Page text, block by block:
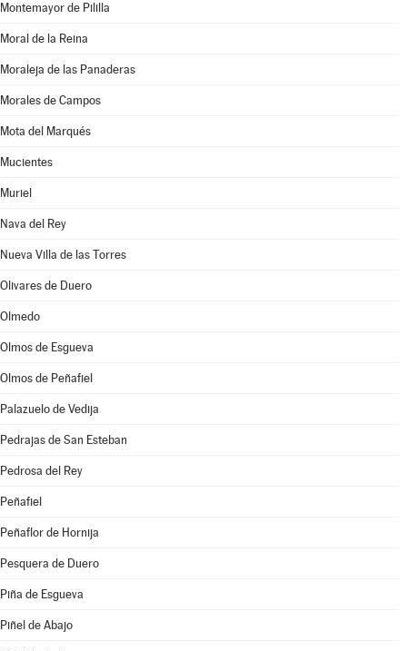
Montemayor de Pililla
Moral de la Reina
Moraleja de las Panaderas
Morales de Campos
Mota del Marqués
Mucientes
Muriel
Nava del Rey
Nueva Villa de las Torres
Olivares de Duero
Olmedo
Olmos de Esgueva
Olmos de Peñafiel
Palazuelo de Vedija
Pedrajas de San Esteban
Pedrosa del Rey
Peñafiel
Peñaflor de Hornija
Pesquera de Duero
Piña de Esgueva
Piñel de Abajo